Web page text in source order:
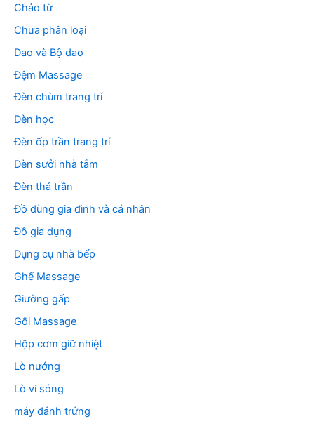
Chảo từ
Chưa phân loại
Dao và Bộ dao
Đệm Massage
Đèn chùm trang trí
Đèn học
Đèn ốp trần trang trí
Đèn sưởi nhà tắm
Đèn thả trần
Đồ dùng gia đình và cá nhân
Đồ gia dụng
Dụng cụ nhà bếp
Ghế Massage
Giường gấp
Gối Massage
Hộp cơm giữ nhiệt
Lò nướng
Lò vi sóng
máy đánh trứng